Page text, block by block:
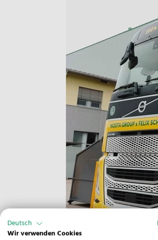
Deutsch
Wir verwenden Cookies